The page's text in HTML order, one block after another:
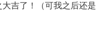
吉了！（可我之后还是